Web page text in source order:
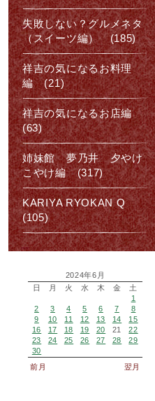
失敗しない？グルメネタ
（スイーツ編） (185)
祥吉の気になるお料理
編 (21)
祥吉の気になるお店編
(63)
姉妹館 夢乃井 夕やけ
こやけ編 (317)
KARIYA RYOKAN Q
(105)
2024年6月
日
月 火 水 木 金
土
1
2
3 4 5 6 7
8
9
10 11 12 13 14
15
16
17 18 19 20 21
22
23
24 25 26 27 28
29
30
前月
翌月